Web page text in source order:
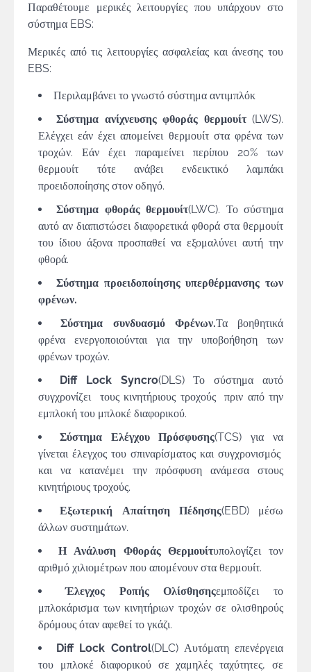
Παραθέτουμε μερικές λειτουργίες που υπάρχουν στο
σύστημα EBS:
Μερικές από τις λειτουργίες ασφαλείας και άνεσης του
EBS:
Περιλαμβάνει το γνωστό σύστημα αντιμπλόκ
Σύστημα ανίχνευσης φθοράς θερμουίτ(LWS).
Ελέγχει εάν έχει απομείνει θερμουίτ στα φρένα των
τροχών. Εάν έχει παραμείνει περίπου 20% των
θερμουίτ τότε ανάβει ενδεικτικό λαμπάκι
προειδοποίησης στον οδηγό.
Σύστημα φθοράς θερμουίτ(LWC). Το σύστημα
αυτό αν διαπιστώσει διαφορετικά φθορά στα θερμουίτ
του ίδιου άξονα προσπαθεί να εξομαλύνει αυτή την
φθορά.
Σύστημα προειδοποίησης υπερθέρμανσης των
φρένων.
Σύστημα συνδυασμό Φρένων.Τα βοηθητικά
φρένα ενεργοποιούνται για την υποβοήθηση των
φρένων τροχών.
Diff Lock Syncro(DLS) Το σύστημα αυτό
συγχρονίζει τους κινητήριους τροχούς πριν από την
εμπλοκή του μπλοκέ διαφορικού.
Σύστημα Ελέγχου Πρόσφυσης(TCS) για να
γίνεται έλεγχος του σπιναρίσματος και συγχρονισμός
και να κατανέμει την πρόσφυση ανάμεσα στους
κινητήριους τροχούς.
Εξωτερική Απαίτηση Πέδησης(EBD) μέσω
άλλων συστημάτων.
Η Ανάλυση Φθοράς Θερμουίτυπολογίζει τον
αριθμό χιλιομέτρων που απομένουν στα θερμουίτ.
Έλεγχος Ροπής Ολίσθησηςεμποδίζει το
μπλοκάρισμα των κινητήριων τροχών σε ολισθηρούς
δρόμους όταν αφεθεί το γκάζι.
Diff Lock Control(DLC) Αυτόματη επενέργεια
του μπλοκέ διαφορικού σε χαμηλές ταχύτητες, σε